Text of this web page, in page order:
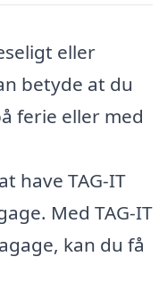
eller
betyde at du
ferie eller med
have TAG-IT
Med TAG-IT
kan du få